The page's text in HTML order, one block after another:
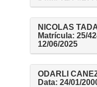
NICOLAS
Matrícula: 25/
12/06/2025
ODARLI
Data: 24/01/